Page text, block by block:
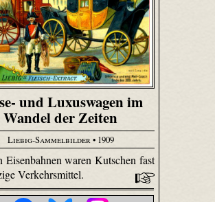
und Luxuswagen im
Wandel der Zeiten
Liebig-Sammelbilder• 1909
Eisenbahnen waren Kutschen fast
Verkehrsmittel.